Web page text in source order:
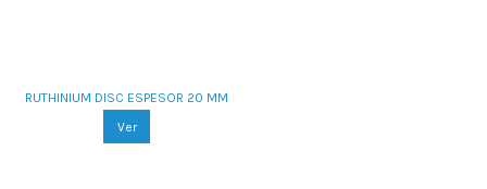
RUTHINIUM DISC ESPESOR 20 MM
Ver